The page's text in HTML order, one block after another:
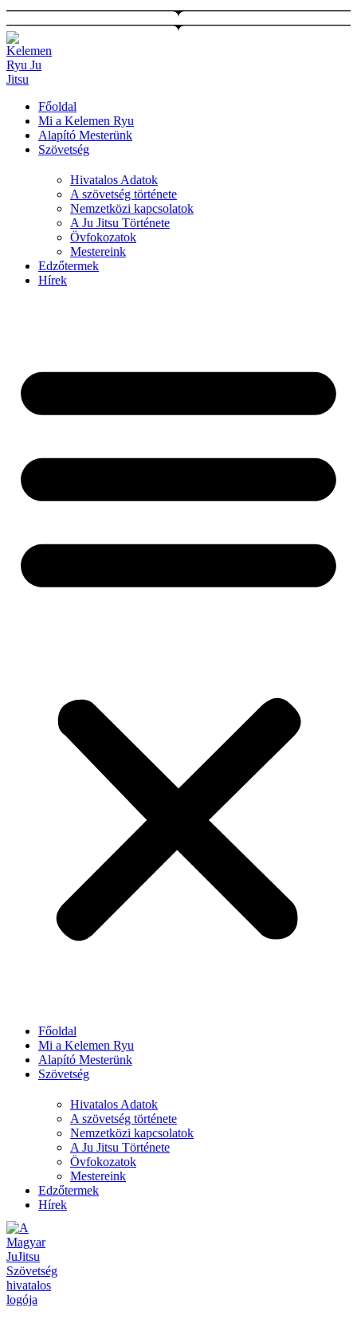
Ugrás
a
tartalomhoz
Főoldal
Mi a Kelemen Ryu
Alapító Mesterünk
Szövetség
Hivatalos Adatok
A szövetség története
Nemzetközi kapcsolatok
A Ju Jitsu Története
Övfokozatok
Mestereink
Edzőtermek
Hírek
Főoldal
Mi a Kelemen Ryu
Alapító Mesterünk
Szövetség
Hivatalos Adatok
A szövetség története
Nemzetközi kapcsolatok
A Ju Jitsu Története
Övfokozatok
Mestereink
Edzőtermek
Hírek